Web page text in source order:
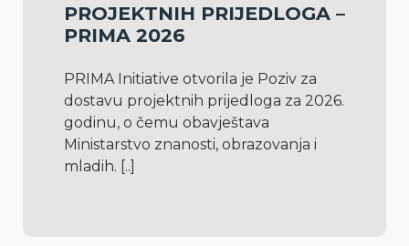
PROJEKTNIH PRIJEDLOGA –
PRIMA 2026
PRIMA Initiative otvorila je Poziv za
dostavu projektnih prijedloga za 2026.
godinu, o čemu obavještava
Ministarstvo znanosti, obrazovanja i
mladih. [..]